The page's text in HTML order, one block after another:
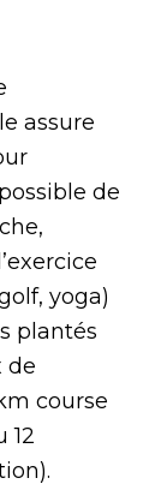
assure
de
yoga)
plantés
de
course
12